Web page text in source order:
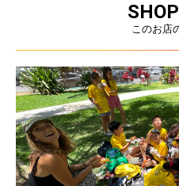
このお店